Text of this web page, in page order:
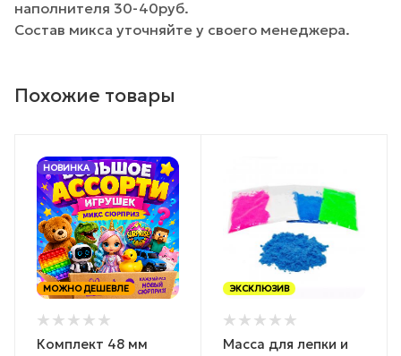
наполнителя 30-40руб.
Состав микса уточняйте у своего менеджера.
Похожие товары
НОВИНКА
МОЖНО ДЕШЕВЛЕ
Комплект 48 мм
ЭКСКЛЮЗИВ
Масса для лепки и